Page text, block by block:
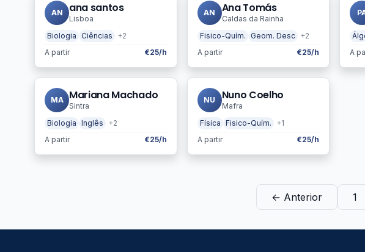
AN ana santos
Lisboa
Biologia
Ciências
+2
A partir
€25/h
AN Ana Tomás
Caldas da Rainha
Fisico-Quím.
Geom. Desc
+2
A partir
€25/h
A
MA Mariana Machado
Sintra
Biologia Inglês
+2
A partir
€25/h
NU Nuno Coelho
Mafra
Física Fisico-Quím.
+1
A partir
€25/h
← Anterior 1